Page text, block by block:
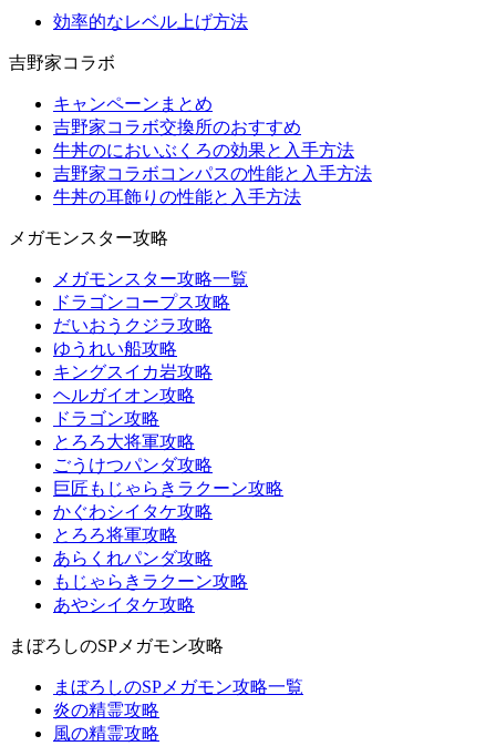
効率的なレベル上げ方法
吉野家コラボ
キャンペーンまとめ
吉野家コラボ交換所のおすすめ
牛丼のにおいぶくろの効果と入手方法
吉野家コラボコンパスの性能と入手方法
牛丼の耳飾りの性能と入手方法
メガモンスター攻略
メガモンスター攻略一覧
ドラゴンコープス攻略
だいおうクジラ攻略
ゆうれい船攻略
キングスイカ岩攻略
ヘルガイオン攻略
ドラゴン攻略
とろろ大将軍攻略
ごうけつパンダ攻略
巨匠もじゃらきラクーン攻略
かぐわシイタケ攻略
とろろ将軍攻略
あらくれパンダ攻略
もじゃらきラクーン攻略
あやシイタケ攻略
まぼろしのSPメガモン攻略
まぼろしのSPメガモン攻略一覧
炎の精霊攻略
風の精霊攻略